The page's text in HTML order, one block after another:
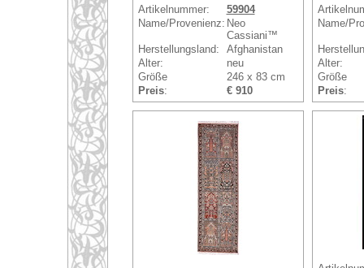
Artikelnummer:
59904
Name/Provenienz: Neo
Cassiani™
Herstellungsland:
Afghanistan
Alter:
neu
Größe
246 x 83 cm
Preis: € 910
Name/
Alter:
Größe
Preis: